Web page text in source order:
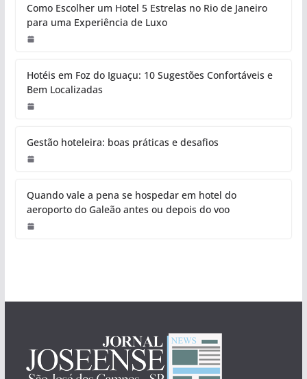
Como Escolher um Hotel 5 Estrelas no Rio de Janeiro
para uma Experiência de Luxo
Hotéis em Foz do Iguaçu: 10 Sugestões Confortáveis e
Bem Localizadas
Gestão hoteleira: boas práticas e desafios
Quando vale a pena se hospedar em hotel do
aeroporto do Galeão antes ou depois do voo